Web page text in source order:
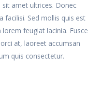
amet ultrices. Donec
facilisi. Sed mollis quis est
feugiat lacinia. Fusce
at, laoreet accumsan
quis consectetur.